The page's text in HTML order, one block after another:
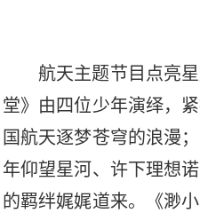
航天主题节目点亮
堂》由四位少年演绎，
国航天逐梦苍穹的浪漫
年仰望星河、许下理想
的羁绊娓娓道来。《渺